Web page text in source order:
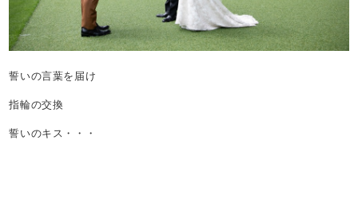
誓いの言葉を届け
指輪の交換
誓いのキス・・・